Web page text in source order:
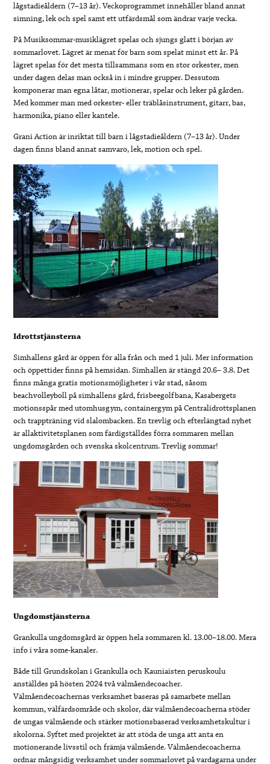
lågstadieåldern (7–13 år). Veckoprogrammet innehåller bland annat
simning, lek och spel samt ett utfärdsmål som ändrar varje vecka.
På Musiksommar-musiklägret spelas och sjungs glatt i början av
sommarlovet. Lägret är menat för barn som spelat minst ett år. På
lägret spelas för det mesta tillsammans som en stor orkester, men
under dagen delas man också in i mindre grupper. Dessutom
komponerar man egna låtar, motionerar, spelar och leker på gården.
Med kommer man med orkester- eller träblåsinstrument, gitarr, bas,
harmonika, piano eller kantele.
Grani Action är inriktat till barn i lågstadieåldern (7–13 år). Under
dagen finns bland annat samvaro, lek, motion och spel.
Idrottstjänsterna
Simhallens gård är öppen för alla från och med 1 juli. Mer information
och öppettider finns på hemsidan. Simhallen är stängd 20.6– 3.8. Det
finns många gratis motionsmöjligheter i vår stad, såsom
beachvolleyboll på simhallens gård, frisbeegolfbana, Kasabergets
motionsspår med utomhusgym, containergym på Centralidrottsplanen
och trappträning vid slalombacken. En trevlig och efterlängtad nyhet
är allaktivitetsplanen som färdigställdes förra sommaren mellan
ungdomsgården och svenska skolcentrum. Trevlig sommar!
Ungdomstjänsterna
Grankulla ungdomsgård är öppen hela sommaren kl. 13.00–18.00. Mera
info i våra some-kanaler.
Både till Grundskolan i Grankulla och Kauniaisten peruskoulu
anställdes på hösten 2024 två välmåendecoacher.
Välmåendecoachernas verksamhet baseras på samarbete mellan
kommun, välfärdsområde och skolor, där välmåendecoacherna stöder
de ungas välmående och stärker motionsbaserad verksamhetskultur i
skolorna. Syftet med projektet är att stöda de unga att anta en
motionerande livsstil och främja välmående. Välmåendecoacherna
ordnar mångsidig verksamhet under sommarlovet på vardagarna under